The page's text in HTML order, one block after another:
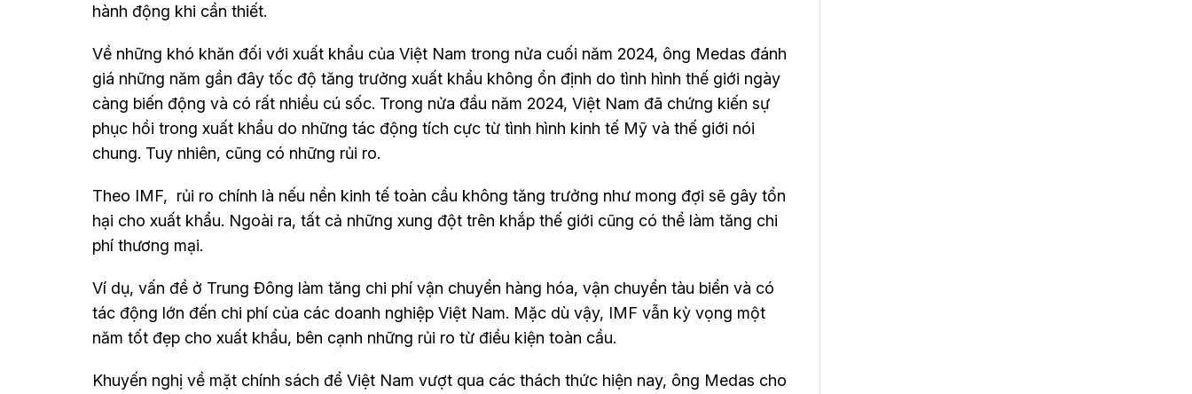
hành động khi cần thiết.
Về những khó khăn đối với xuất khẩu của Việt Nam trong nửa cuối năm 2024, ông Medas đánh
giá những năm gần đây tốc độ tăng trưởng xuất khẩu không ổn định do tình hình thế giới ngày
càng biến động và có rất nhiều cú sốc. Trong nửa đầu năm 2024, Việt Nam đã chứng kiến sự
phục hồi trong xuất khẩu do những tác động tích cực từ tình hình kinh tế Mỹ và thế giới nói
chung. Tuy nhiên, cũng có những rủi ro.
Theo IMF, rủi ro chính là nếu nền kinh tế toàn cầu không tăng trưởng như mong đợi sẽ gây tổn
hại cho xuất khẩu. Ngoài ra, tất cả những xung đột trên khắp thế giới cũng có thể làm tăng chi
phí thương mại.
Ví dụ, vấn đề ở Trung Đông làm tăng chi phí vận chuyển hàng hóa, vận chuyển tàu biển và có
tác động lớn đến chi phí của các doanh nghiệp Việt Nam. Mặc dù vậy, IMF vẫn kỳ vọng một
năm tốt đẹp cho xuất khẩu, bên cạnh những rủi ro từ điều kiện toàn cầu.
Khuyến nghị về mặt chính sách để Việt Nam vượt qua các thách thức hiện nay, ông Medas cho